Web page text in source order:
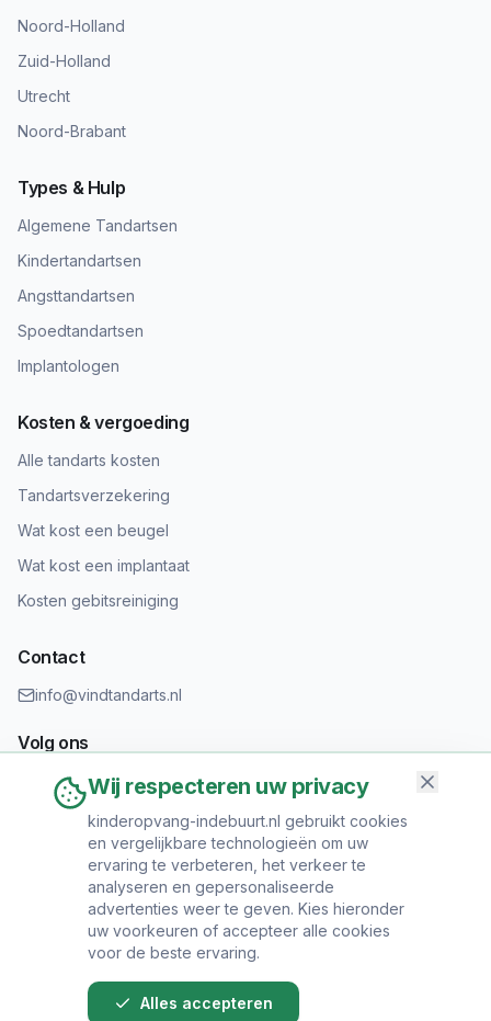
Noord-Holland
Zuid-Holland
Utrecht
Noord-Brabant
Types & Hulp
Algemene Tandartsen
Kindertandartsen
Angsttandartsen
Spoedtandartsen
Implantologen
Kosten & vergoeding
Alle tandarts kosten
Tandartsverzekering
Wat kost een beugel
Wat kost een implantaat
Kosten gebitsreiniging
Contact
info@vindtandarts.nl
Volg ons
Informatie toevoegen?
Heeft u een tandartspraktijk? Neem contact op om uw praktijk
toe te voegen.
© 2024 Vind Tandarts. Alle rechten voorbehouden.
Wij respecteren uw privacy
kinderopvang-indebuurt.nl gebruikt cookies
en vergelijkbare technologieën om uw
ervaring te verbeteren, het verkeer te
analyseren en gepersonaliseerde
advertenties weer te geven. Kies hieronder
uw voorkeuren of accepteer alle cookies
voor de beste ervaring.
Alles accepteren